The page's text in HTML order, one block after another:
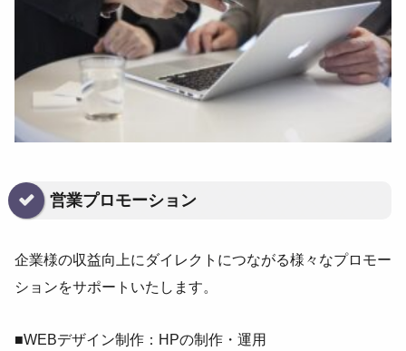
営業プロモーション
企業様の収益向上にダイレクトにつながる様々なプロモー
ションをサポートいたします。
■WEBデザイン制作：HPの制作・運用